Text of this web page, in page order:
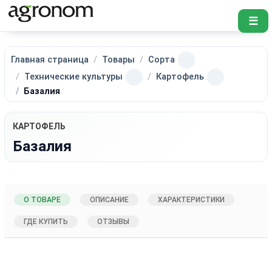
☰
Главная страница Товары
Сорта
Технические культуры
Картофель
Базалия
КАРТОФЕЛЬ
Базалия
О ТОВАРЕ ОПИСАНИЕ ХАРАКТЕРИСТИКИ
ГДЕ КУПИТЬ ОТЗЫВЫ